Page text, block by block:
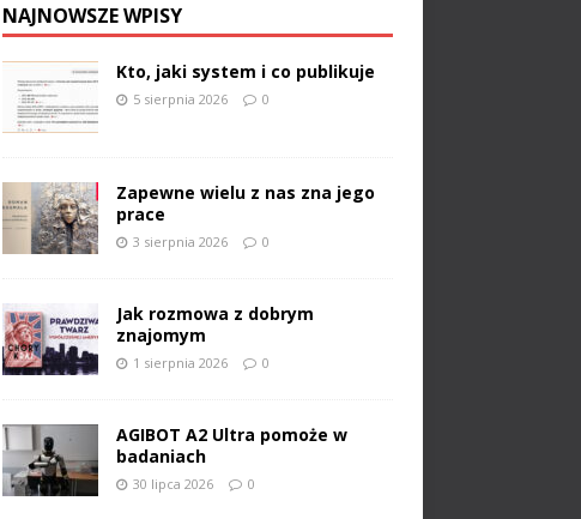
NAJNOWSZE WPISY
Kto, jaki system i co publikuje
5 sierpnia 2026 0
Zapewne wielu z nas zna jego
prace
3 sierpnia 2026 0
Jak rozmowa z dobrym
znajomym
1 sierpnia 2026 0
AGIBOT A2 Ultra pomoże w
badaniach
30 lipca 2026 0